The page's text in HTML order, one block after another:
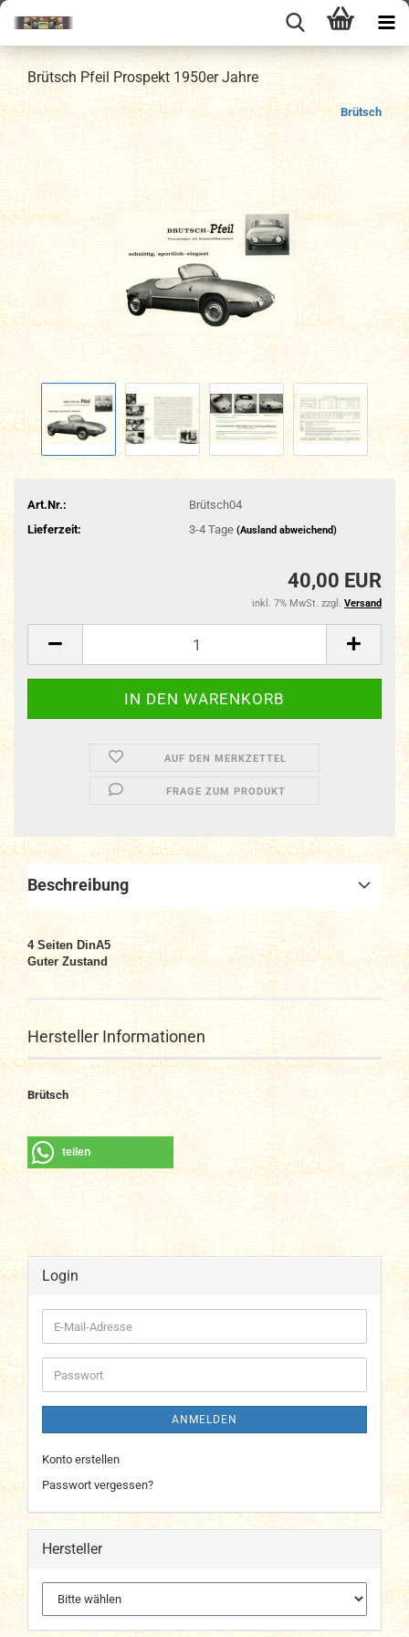
Brütsch Pfeil Prospekt 1950er Jahre
Brütsch
Art.Nr.:
Brütsch04
Lieferzeit:
3-4 Tage (Ausland abweichend)
40,00 EUR
inkl. 7% MwSt. zzgl. Versand
AUF DEN MERKZETTEL
FRAGE ZUM PRODUKT
Beschreibung
4 Seiten DinA5
Guter Zustand
Hersteller Informationen
Brütsch
teilen
Login
E-
Mail-
Adresse
Passwort
ANMELDEN
Konto erstellen
Passwort vergessen?
Hersteller